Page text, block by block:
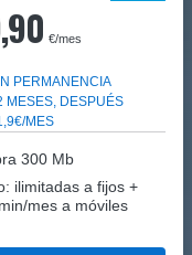
€/mes
PERMANENCIA
MESES, DESPUÉS
MES
300 Mb
ilimitadas a fijos +
mes a móviles